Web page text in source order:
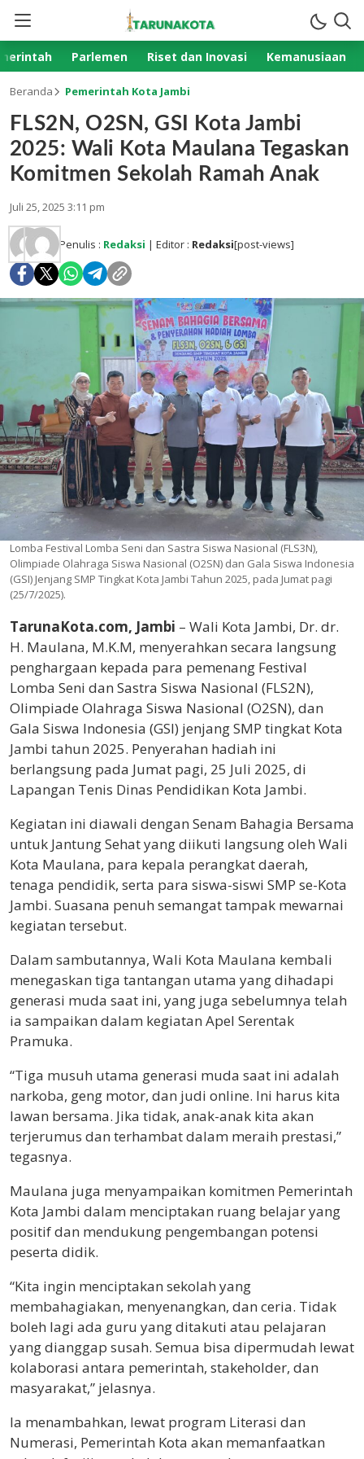
Parlemen Riset dan Inovasi Kemanusiaan
Beranda Pemerintah Kota Jambi
FLS2N, O2SN, GSI Kota Jambi
2025: Wali Kota Maulana Tegaskan
Komitmen Sekolah Ramah Anak
Juli 25, 2025 3:11 pm
Penulis : Redaksi | Editor : Redaksi[post-views]
Lomba Festival Lomba Seni dan Sastra Siswa Nasional (FLS3N),
Olimpiade Olahraga Siswa Nasional (O2SN) dan Gala Siswa Indonesia
(GSI) Jenjang SMP Tingkat Kota Jambi Tahun 2025, pada Jumat pagi
(25/7/2025).
TarunaKota.com, Jambi – Wali Kota Jambi, Dr. dr.
H. Maulana, M.K.M, menyerahkan secara langsung
penghargaan kepada para pemenang Festival
Lomba Seni dan Sastra Siswa Nasional (FLS2N),
Olimpiade Olahraga Siswa Nasional (O2SN), dan
Gala Siswa Indonesia (GSI) jenjang SMP tingkat Kota
Jambi tahun 2025. Penyerahan hadiah ini
berlangsung pada Jumat pagi, 25 Juli 2025, di
Lapangan Tenis Dinas Pendidikan Kota Jambi.
Kegiatan ini diawali dengan Senam Bahagia Bersama
untuk Jantung Sehat yang diikuti langsung oleh Wali
Kota Maulana, para kepala perangkat daerah,
tenaga pendidik, serta para siswa-siswi SMP se-Kota
Jambi. Suasana penuh semangat tampak mewarnai
kegiatan tersebut.
Dalam sambutannya, Wali Kota Maulana kembali
menegaskan tiga tantangan utama yang dihadapi
generasi muda saat ini, yang juga sebelumnya telah
ia sampaikan dalam kegiatan Apel Serentak
Pramuka.
“Tiga musuh utama generasi muda saat ini adalah
narkoba, geng motor, dan judi online. Ini harus kita
lawan bersama. Jika tidak, anak-anak kita akan
terjerumus dan terhambat dalam meraih prestasi,”
tegasnya.
Maulana juga menyampaikan komitmen Pemerintah
Kota Jambi dalam menciptakan ruang belajar yang
positif dan mendukung pengembangan potensi
peserta didik.
“Kita ingin menciptakan sekolah yang
membahagiakan, menyenangkan, dan ceria. Tidak
boleh lagi ada guru yang ditakuti atau pelajaran
yang dianggap susah. Semua bisa dipermudah lewat
kolaborasi antara pemerintah, stakeholder, dan
masyarakat,” jelasnya.
Ia menambahkan, lewat program Literasi dan
Numerasi, Pemerintah Kota akan memanfaatkan